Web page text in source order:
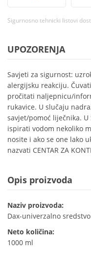
Sigurnosno tehnicki listovi
UPOZORENJA
Savjeti za sigurnost:
alergijsku reakciju.
pročitati naljepnicu/
rukavice. U slučaju
savjet/pomoć liječnika. U
ispirati vodom nekoliko
nosite i ako se one lako
nazvati CENTAR ZA
Opis proizvoda
Naziv proizvoda:
Dax-univerzalno
Neto količina:
1000 ml